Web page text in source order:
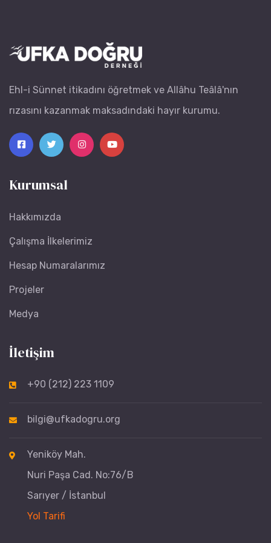
Ehl-i Sünnet itikadını öğretmek ve Allâhu Teâlâ'nın
rızasını kazanmak maksadındaki hayır kurumu.
Kurumsal
Hakkımızda
Çalışma İlkelerimiz
Hesap Numaralarımız
Projeler
Medya
İletişim
+90 (212) 223 1109
bilgi@ufkadogru.org
Yeniköy Mah.
Nuri Paşa Cad. No:76/B
Sarıyer / İstanbul
Yol Tarifi